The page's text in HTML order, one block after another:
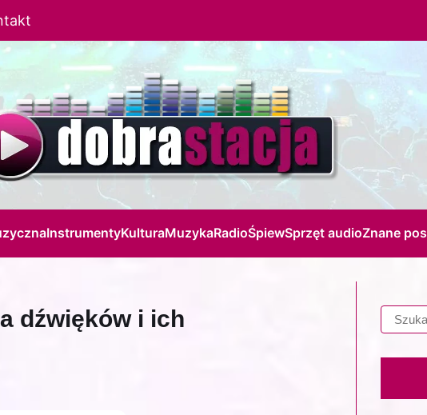
InstrumentyKulturaMuzykaRadioŚpiewSprzęt audioZnane
dźwięków i ich